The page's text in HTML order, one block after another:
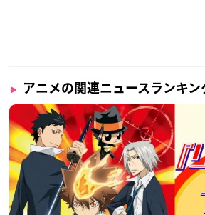
アニメの関連ニュースランキン